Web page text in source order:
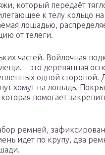
который передаёт
к телу кольцо
лошадью,
от телеги.
частей. Войлочная
– это деревянная
одной стороной.
хомут на лошадь.
помогает
ремней,
идет по крупу, два